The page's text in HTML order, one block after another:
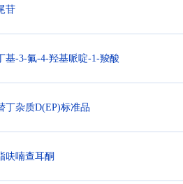
苷
基-3-氟-4-羟基哌啶-1-羧酸
丁杂质D(EP)标准品
呋喃查耳酮